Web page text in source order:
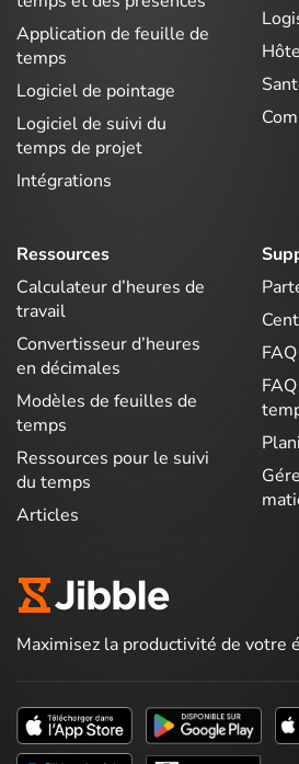
Application de feuille de
temps
Logiciel de pointage
Logiciel de suivi du
temps de projet
Intégrations
Ressources
Calculateur d’heures de
travail
Convertisseur d’heures
en décimales
Modèles de feuilles de
temps
Ressources pour le suivi
du temps
Articles
Maximisez la productivité de votre